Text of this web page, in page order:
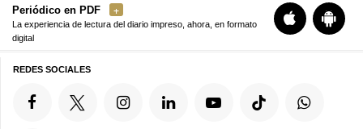
Periódico en PDF
La experiencia de lectura del diario impreso, ahora, en formato
digital
REDES SOCIALES